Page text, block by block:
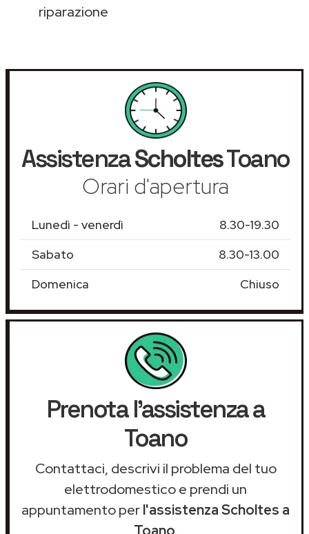
riparazione
AssistenzaScholtesToano
Orari d'apertura
Lunedì - venerdì
8.30-19.30
Sabato
8.30-13.00
Domenica
Chiuso
Prenota l'assistenza a
Toano
Contattaci, descrivi il problema del tuo
elettrodomestico e prendi un
appuntamento perl'assistenza Scholtes a
Toano.